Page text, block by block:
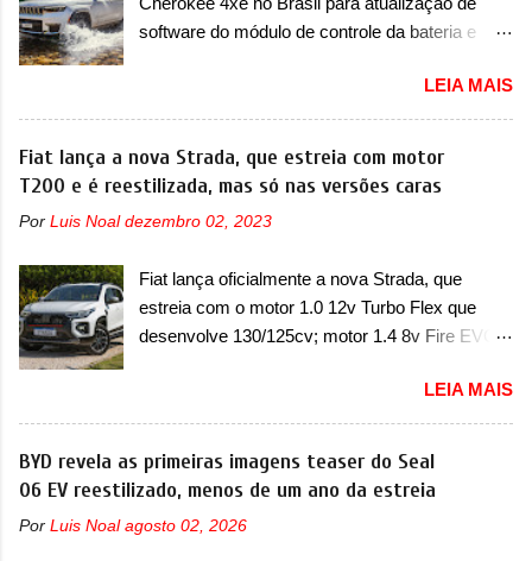
apelidada de "Bolinha" por suas formas
arredondadas. Além do Gol, outro Volkswagen
versão hatchback do Logus que chegava
depois de um ano de atraso. A invasão de 1994
foi marcava pelos franceses, alemães,
japoneses e coreanos que chegaram
arrancando corações em nosso mercado. Os
vendas em 1994 foram o Renault R19 que
vinha em 3 versões de carroceria, sendo duas
do hatch e o sedan, a famosa Kia Besta, o Vol...
software do módulo de controle da bateria e
Jeep convocou no dia 10 de outubro de 2025
um chamado que envolve os proprietários do
Grand Cherokee 4xe, em sua versão única
Limited, com unidades de ano/modelo 2023 e
unidades afetadas precisam retornar a uma
dois problemas. O primeiro deles será uma
atualização do software do módulo de controle
da bateria (AHCP e HCP). Para alguns veículos
verificação e, se necessário, a substituição do
motor do ventilador HVAC (aquecimento,
ventilação e ar-condicionado). A marca também
confirmou que “foi identificada a possibilidade de
uma sobrecarga do microprocessador do
LEIA MAIS
Fiat lança a nova Strada, que estreia com motor
T200 e é reestilizada, mas só nas versões caras
Por Luis Noal dezembro 02, 2023
Fiat lança oficialmente a nova Strada, que
estreia com o motor 1.0 12v Turbo Flex que
desenvolve 130/125cv; motor 1.4 8v Fire EVO
oficialmente a nova Strada, que aparece com
mudanças visuais e com uma nova opção de
motor. Depois da picape compacta receber o
câmbio automático CVT no ano passado, a Fiat
motor 1.0 12v Turbo Flex, conhecido como
LEIA MAIS
BYD revela as primeiras imagens teaser do Seal
06 EV reestilizado, menos de um ano da estreia
Por Luis Noal agosto 02, 2026